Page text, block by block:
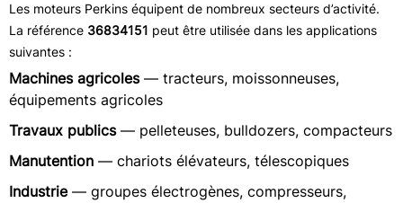
Les moteurs Perkins équipent de nombreux secteurs d’activité.
La référence 36834151 peut être utilisée dans les applications
suivantes :
Machines agricoles— tracteurs, moissonneuses,
équipements agricoles
Travaux publics— pelleteuses, bulldozers, compacteurs
Manutention — chariots élévateurs, télescopiques
Industrie— groupes électrogènes, compresseurs,